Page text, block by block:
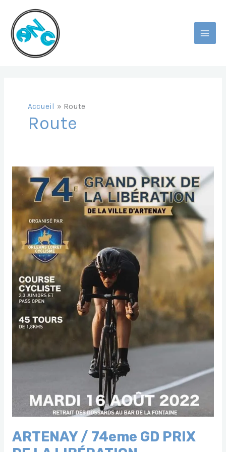
Contenu
MAIN
Accueil Route
Route
ARTENAY / 74eme GD PRIX